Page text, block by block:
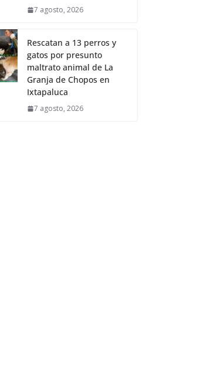
7 agosto, 2026
Rescatan a 13 perros y
gatos por presunto
maltrato animal de La
Granja de Chopos en
Ixtapaluca
7 agosto, 2026